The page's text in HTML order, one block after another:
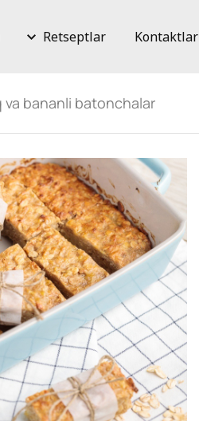
Retseptlar Kontaktlar
va bananli batonchalar